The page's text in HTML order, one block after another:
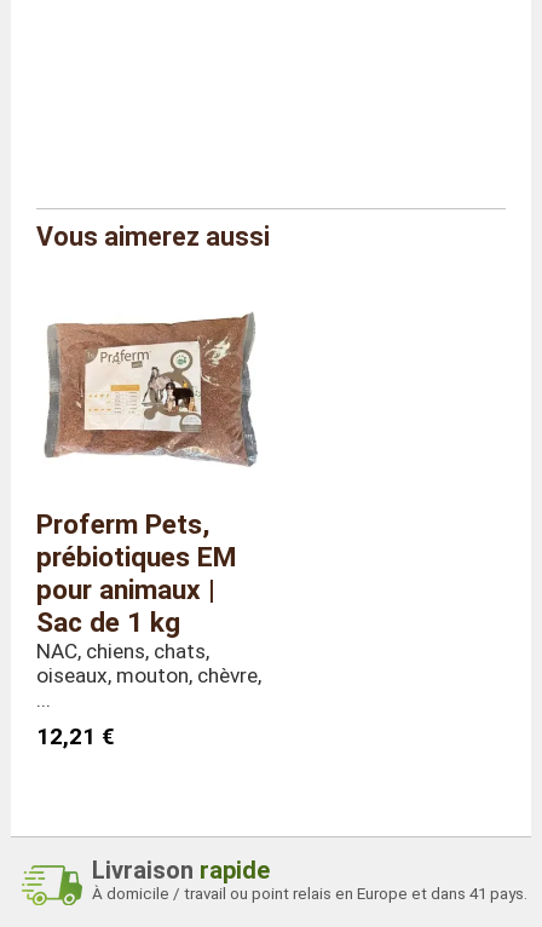
Marque
Ferme du Moutta
Taille
Sac de 1 kg
Dimensions
(hors tout)
Longueur 35 x Profondeur 5 x
Hauteur 35 cm
Poids
1,0 kilo
Vous aimerez aussi
Proferm Pets,
prébiotiques EM
pour animaux |
Sac de 1 kg
NAC, chiens, chats,
oiseaux, mouton, chèvre,
...
12,21 €
Livraison rapide
À domicile / travail ou point relais en Europe et dans 41 pays.